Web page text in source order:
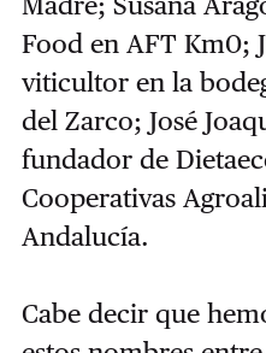
Food en AFT Km0;
viticultor en la
del Zarco; José
fundador de
Cooperativas
Andalucía.
Cabe decir que